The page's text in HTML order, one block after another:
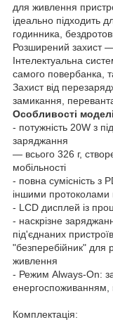
для живлення
ідеально підходить
годинника,
Розширений захист —
Інтелектуальна
самого повербанка,
Захист від
замикання,
Особливості
- потужність 20W з
заряджання
— всього 326 г,
мобільності
- повна сумісність з
іншими протоколами
- LCD дисплей із
- наскрізне
під'єднаних
"безперебійник" для
живлення
- Режим Always-On:
енергоспоживанням,
Комплектація: